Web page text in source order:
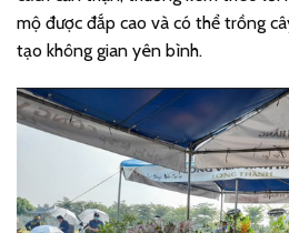
mộ được đắp cao và có thể trồng
tạo không gian yên bình.